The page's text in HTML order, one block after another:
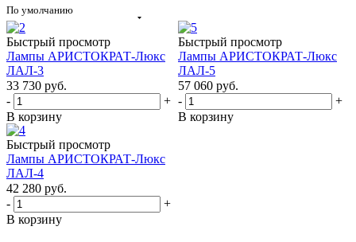
По умолчанию
Быстрый просмотр
Лампы АРИСТОКРАТ-Люкс
ЛАЛ-3
33 730 руб.
-
+
В корзину
Быстрый просмотр
Лампы АРИСТОКРАТ-Люкс
ЛАЛ-5
57 060 руб.
-
+
В корзину
Быстрый просмотр
Лампы АРИСТОКРАТ-Люкс
ЛАЛ-4
42 280 руб.
-
+
В корзину